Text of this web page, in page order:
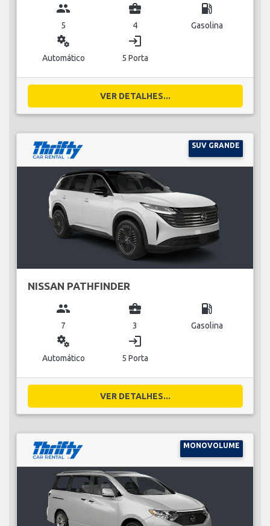
group
5
business_center
4
local_gas_station
Gasolina
miscellaneous_services
Automático
login
5 Porta
VER DETALHES...
SUV GRANDE
NISSAN PATHFINDER
group
7
business_center
3
local_gas_station
Gasolina
miscellaneous_services
Automático
login
5 Porta
VER DETALHES...
MONOVOLUME